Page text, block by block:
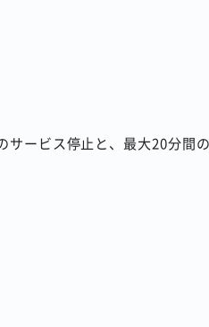
ービス停止と、最大20分間